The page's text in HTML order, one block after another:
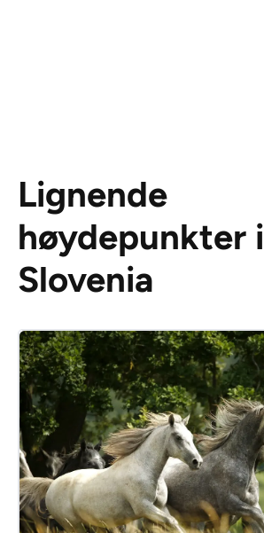
Lignende
høydepunkter i
Slovenia